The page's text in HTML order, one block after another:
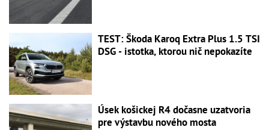
TEST: Škoda Karoq Extra Plus 1.5 TSI
DSG - istotka, ktorou nič nepokazíte
Úsek košickej R4 dočasne uzatvoria
pre výstavbu nového mosta